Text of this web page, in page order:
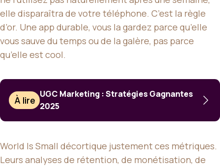
elle disparaîtra de votre téléphone. C’est la règle
d’or. Une app durable, vous la gardez parce qu’elle
vous sauve du temps ou de la galère, pas parce
qu’elle est cool.
À lire
UGC Marketing : Stratégies Gagnantes
2025
World Is Small décortique justement ces métriques.
Leurs analyses de rétention, de monétisation, de